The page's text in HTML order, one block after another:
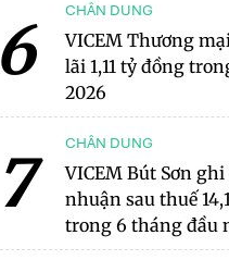
6 CHÂN DUNG
VICEM Thương
lãi 1,11 tỷ đồng
2026
7 CHÂN DUNG
VICEM Bút Sơn
nhuận sau thuế
trong 6 tháng đầu